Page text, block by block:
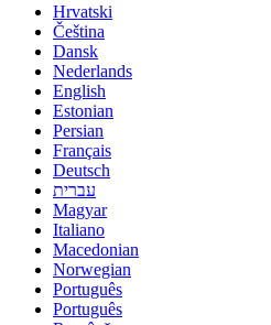
Hrvatski
Čeština
Dansk
Nederlands
English
Estonian
Persian
Français
Deutsch
עברית
Magyar
Italiano
Macedonian
Norwegian
Português
Português